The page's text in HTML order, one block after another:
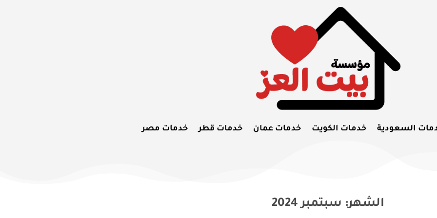
السعودية خدمات الكويت خدمات عمان خدمات قطر خدمات مصر
الشهر: سبتمبر 2024